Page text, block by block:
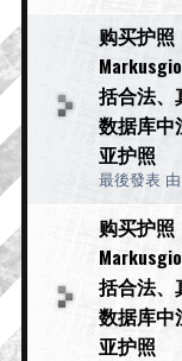
购买护照
括合法、
数据库
亚护照
最後發表 由
购买护照
括合法、
数据库
亚护照